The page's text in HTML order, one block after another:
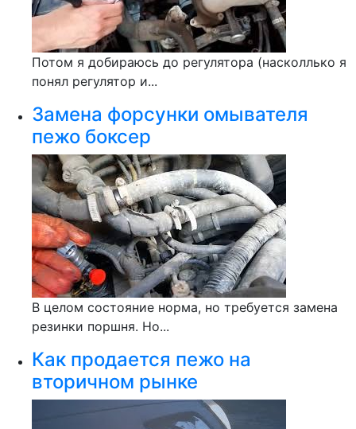
Потом я добираюсь до регулятора (насколлько я
понял регулятор и...
Замена форсунки омывателя
пежо боксер
В целом состояние норма, но требуется замена
резинки поршня. Но...
Как продается пежо на
вторичном рынке